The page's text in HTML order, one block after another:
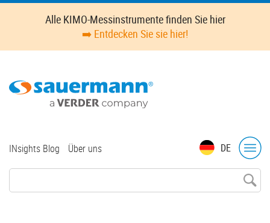
Skip
content
Alle KIMO-Messinstrumente finden Sie hier
➡️ Entdecken Sie sie hier!
DE
Top
INsights Blog Über uns